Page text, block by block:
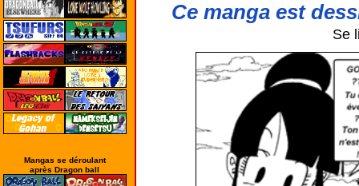
Mangas se déroulant
après Dragon ball
Ce manga est
Se